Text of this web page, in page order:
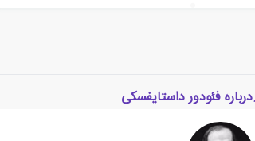
درباره فئودور داستایفسکی